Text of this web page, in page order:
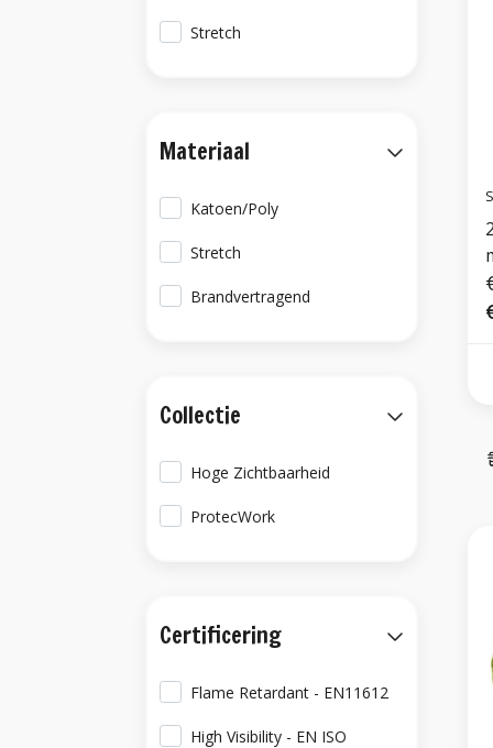
Stretch
Materiaal
Katoen/Poly
Stretch
Brandvertragend
Collectie
Hoge Zichtbaarheid
ProtecWork
Certificering
Flame Retardant - EN11612
High Visibility - EN ISO